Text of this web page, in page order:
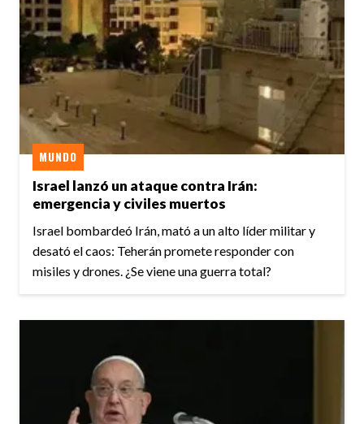
Israel lanzó un ataque contra Irán:
emergencia y civiles muertos
MUNDO
Israel bombardeó Irán, mató a un alto líder militar y
desató el caos: Teherán promete responder con
misiles y drones. ¿Se viene una guerra total?